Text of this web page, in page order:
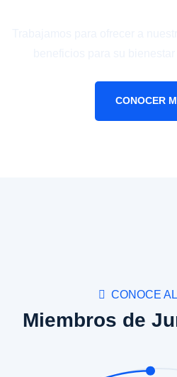
CONOCER
CONOCE
Miembros de